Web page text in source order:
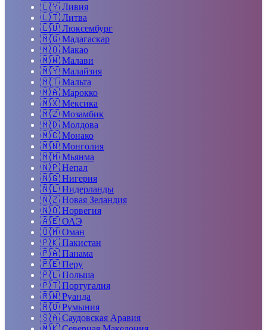
🇱🇾 Ливия
🇱🇹 Литва
🇱🇺 Люксембург
🇲🇬 Мадагаскар
🇲🇴 Макао
🇲🇼 Малави
🇲🇾 Малайзия
🇲🇹 Мальта
🇲🇦 Марокко
🇲🇽 Мексика
🇲🇿 Мозамбик
🇲🇩 Молдова
🇲🇨 Монако
🇲🇳 Монголия
🇲🇲 Мьянма
🇳🇵 Непал
🇳🇬 Нигерия
🇳🇱 Нидерланды
🇳🇿 Новая Зеландия
🇳🇴 Норвегия
🇦🇪 ОАЭ
🇴🇲 Оман
🇵🇰 Пакистан
🇵🇦 Панама
🇵🇪 Перу
🇵🇱 Польша
🇵🇹 Португалия
🇷🇼 Руанда
🇷🇴 Румыния
🇸🇦 Саудовская Аравия